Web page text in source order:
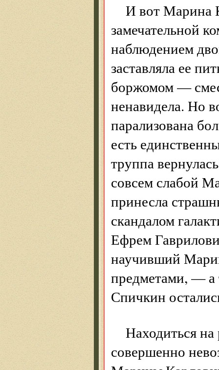
И вот Марина
замечательной
наблюдением
заставляла ее
боржомом —
ненавидела. Но
парализована
есть
труппа
совсем слабой
принесла
скандалом
Ефрем
научивший
предметами, — а
Спичкин
Находиться
совершенно